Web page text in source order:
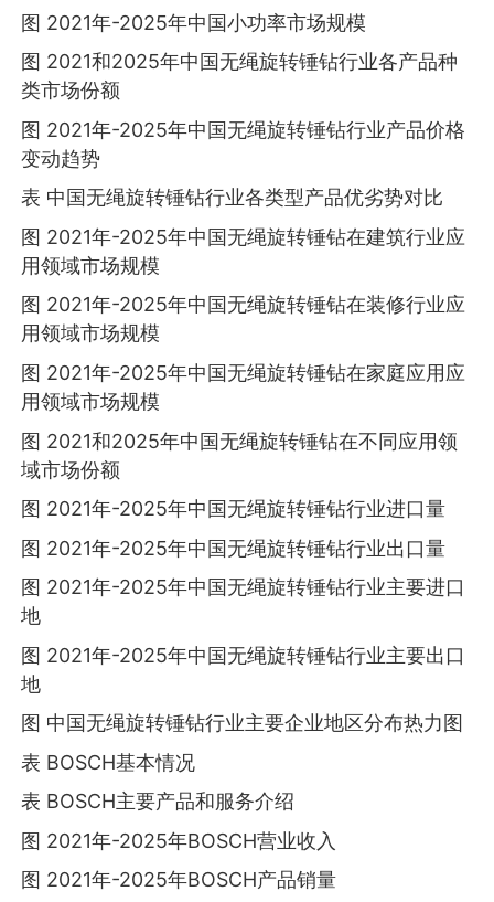
图 2021年-2025年中国小功率市场规模
图 2021和2025年中国无绳旋转锤钻行业各产品种
类市场份额
图 2021年-2025年中国无绳旋转锤钻行业产品价格
变动趋势
表 中国无绳旋转锤钻行业各类型产品优劣势对比
图 2021年-2025年中国无绳旋转锤钻在建筑行业应
用领域市场规模
图 2021年-2025年中国无绳旋转锤钻在装修行业应
用领域市场规模
图 2021年-2025年中国无绳旋转锤钻在家庭应用应
用领域市场规模
图 2021和2025年中国无绳旋转锤钻在不同应用领
域市场份额
图 2021年-2025年中国无绳旋转锤钻行业进口量
图 2021年-2025年中国无绳旋转锤钻行业出口量
图 2021年-2025年中国无绳旋转锤钻行业主要进口
地
图 2021年-2025年中国无绳旋转锤钻行业主要出口
地
图 中国无绳旋转锤钻行业主要企业地区分布热力图
表 BOSCH基本情况
表 BOSCH主要产品和服务介绍
图 2021年-2025年BOSCH营业收入
图 2021年-2025年BOSCH产品销量